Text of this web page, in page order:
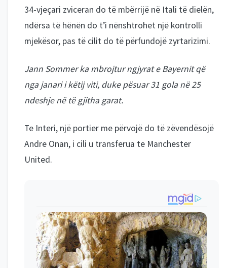
34-vjeçari zviceran do të mbërrijë në Itali të dielën,
ndërsa të hënën do t’i nënshtrohet një kontrolli
mjekësor, pas të cilit do të përfundojë zyrtarizimi.
Jann Sommer ka mbrojtur ngjyrat e Bayernit që
nga janari i këtij viti, duke pësuar 31 gola në 25
ndeshje në të gjitha garat.
Te Interi, një portier me përvojë do të zëvendësojë
Andre Onan, i cili u transferua te Manchester
United.